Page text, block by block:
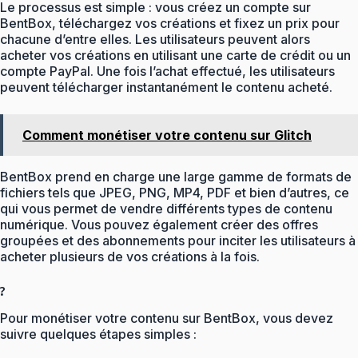
Le processus est simple : vous créez un compte sur
BentBox, téléchargez vos créations et fixez un prix pour
chacune d’entre elles. Les utilisateurs peuvent alors
acheter vos créations en utilisant une carte de crédit ou un
compte PayPal. Une fois l’achat effectué, les utilisateurs
peuvent télécharger instantanément le contenu acheté.
Comment monétiser votre contenu sur Glitch
BentBox prend en charge une large gamme de formats de
fichiers tels que JPEG, PNG, MP4, PDF et bien d’autres, ce
qui vous permet de vendre différents types de contenu
numérique. Vous pouvez également créer des offres
groupées et des abonnements pour inciter les utilisateurs à
acheter plusieurs de vos créations à la fois.
?
Pour monétiser votre contenu sur BentBox, vous devez
suivre quelques étapes simples :